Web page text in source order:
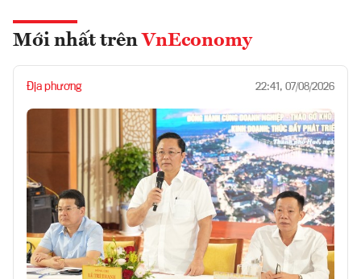
Mới nhất trên VnEconomy
Địa phương 22:41, 07/08/2026